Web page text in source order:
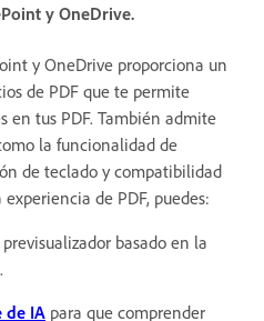
y OneDrive.
y OneDrive proporciona un
de PDF que te permite
en tus PDF. También admite
la funcionalidad de
de teclado y compatibilidad
de PDF, puedes:
basado en la
de IA para que comprender